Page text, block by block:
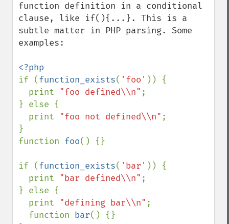
function definition in a conditional
clause, like if(){...}. This is a
subtle matter in PHP parsing. Some
examples:
if (function_exists( 'foo' )) {
  print
"foo defined\\n" ;
} else {
  print
"foo not defined\\n" ;
}
function foo() {}
if (function_exists( 'bar' )) {
  print
"bar defined\\n" ;
} else {
  print
"defining bar\\n" ;
  function
bar() {}